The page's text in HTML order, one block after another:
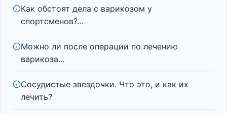
Как обстоят дела с варикозом у
спортсменов?...
Можно ли после операции по лечению
варикоза...
Сосудистые звездочки. Что это, и как их
лечить?